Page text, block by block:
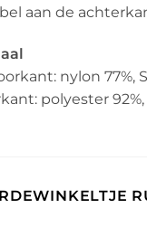
aan de
nylon 77%,
polyester